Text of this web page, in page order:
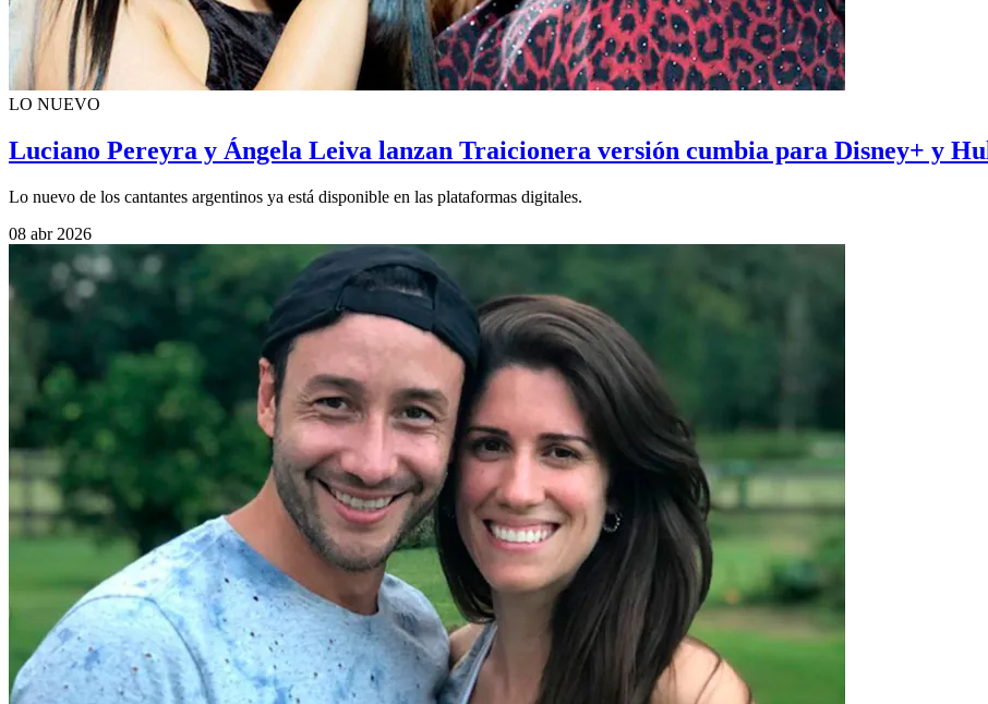
LO NUEVO
Luciano Pereyra y Ángela Leiva lanzan Traicionera versión cumbia para Disney+ y
Lo nuevo de los cantantes argentinos ya está disponible en las plataformas digitales.
08 abr 2026